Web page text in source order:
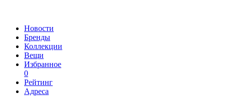
Новости
Бренды
Коллекции
Вещи
Избранное
0
Рейтинг
Адреса